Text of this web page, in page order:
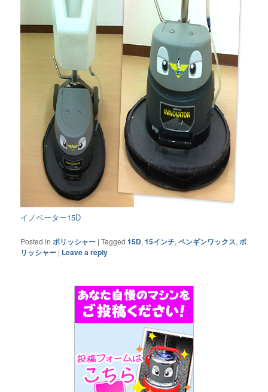
イノベーター15D
Posted in ポリッシャー |Tagged 15D,15インチ,ペンギンワックス, ポ
リッシャー | Leave a reply